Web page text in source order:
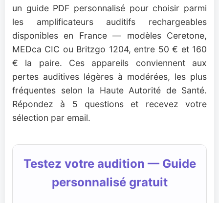
un guide PDF personnalisé pour choisir parmi
les amplificateurs auditifs rechargeables
disponibles en France — modèles Ceretone,
MEDca CIC ou Britzgo 1204, entre 50 € et 160
€ la paire. Ces appareils conviennent aux
pertes auditives légères à modérées, les plus
fréquentes selon la Haute Autorité de Santé.
Répondez à 5 questions et recevez votre
sélection par email.
Testez votre audition — Guide
personnalisé gratuit